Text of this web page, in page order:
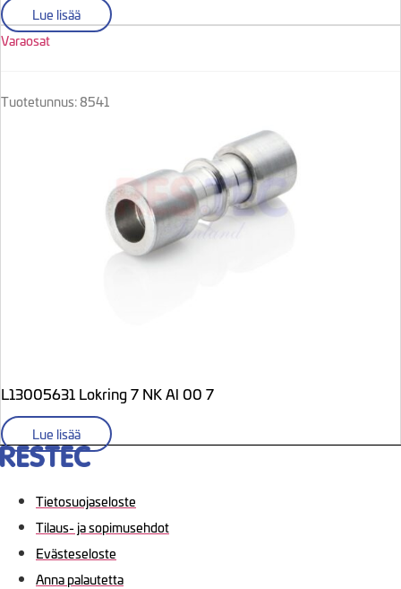
Lue lisää
Varaosat
Tuotetunnus: 8541
L13005631 Lokring 7 NK Al 00 7
Lue lisää
Tietosuojaseloste
Tilaus- ja sopimusehdot
Evästeseloste
Anna palautetta